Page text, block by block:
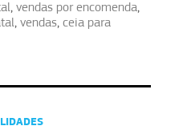
, vendas por encomenda,
, vendas, ceia para